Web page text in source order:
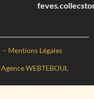
– Mentions Légales
Agence WEBTEBOUL